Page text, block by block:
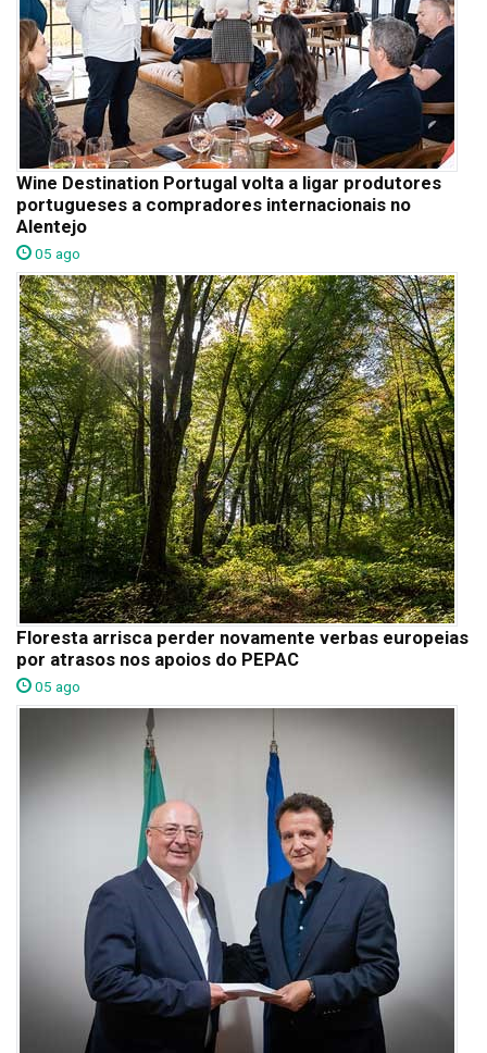
Wine Destination Portugal volta a ligar produtores
portugueses a compradores internacionais no
Alentejo
05 ago
Floresta arrisca perder novamente verbas europeias
por atrasos nos apoios do PEPAC
05 ago